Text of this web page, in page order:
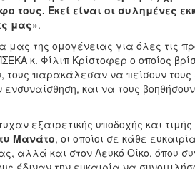
τους. Εκεί είναι οι συλημένες
μας».
της ομογένειας για όλες τις
κ. Φίλιπ Κρίστοφερ ο οποίος
παρακάλεσαν να πείσουν
και να τους
εξαιρετικής υποδοχής και
Μανάτο, οι οποίοι σε κάθε
αλλά και στον Λευκό Οίκο, όπου